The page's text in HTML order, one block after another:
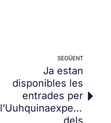
SEGÜENT
Ja estan
disponibles les
entrades per
l’Uuhquinaexperiència
dels